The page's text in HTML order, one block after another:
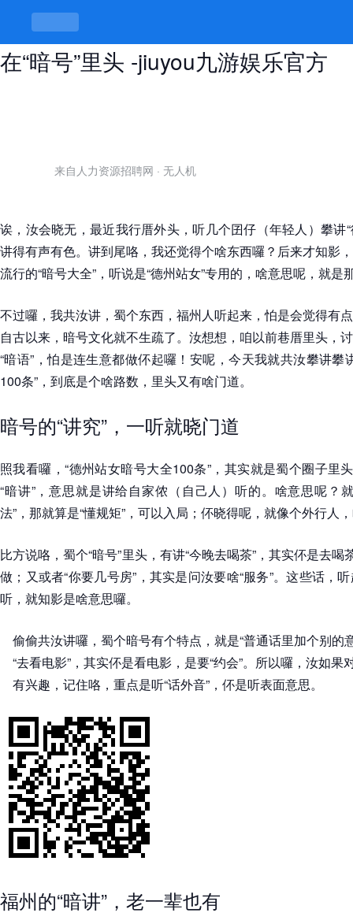
德州站女暗号大全100条，讲到尾还
在“暗号”里头 -jiuyou九游娱乐官方
来自人力资源招聘网 · 无人机
诶，汝会晓无，最近我行厝外头，听几个囝仔（年轻人）攀讲
讲得有声有色。讲到尾咯，我还觉得个啥东西囉？后来才知影
流行的“暗号大全”，听说是“德州站女”专用的，啥意思呢，就是
不过囉，我共汝讲，蜀个东西，福州人听起来，怕是会觉得有
自古以来，暗号文化就不生疏了。汝想想，咱以前巷厝里头，
“暗语”，怕是连生意都做伓起囉！安呢，今天我就共汝攀讲攀
100条”，到底是个啥路数，里头又有啥门道。
暗号的“讲究”，一听就晓门道
照我看囉，“德州站女暗号大全100条”，其实就是蜀个圈子里
“暗讲”，意思就是讲给自家侬（自己人）听的。啥意思呢？
法”，那就算是“懂规矩”，可以入局；伓晓得呢，就像个外行人
比方说咯，蜀个“暗号”里头，有讲“今晚去喝茶”，其实伓是去喝
做；又或者“你要几号房”，其实是问汝要啥“服务”。这些话，
听，就知影是啥意思囉。
偷偷共汝讲囉，蜀个暗号有个特点，就是“普通话里加个别的
“去看电影”，其实伓是看电影，是要“约会”。所以囉，汝如果
有兴趣，记住咯，重点是听“话外音”，伓是听表面意思。
福州的“暗讲”，老一辈也有